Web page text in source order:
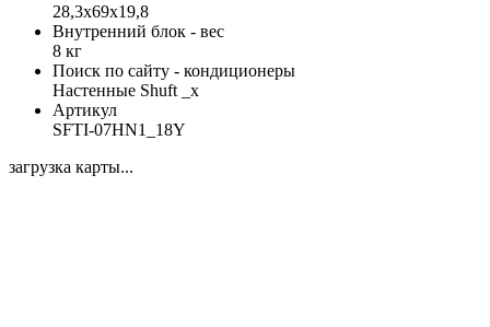
28,3x69x19,8
Внутренний блок - вес
8 кг
Поиск по сайту - кондиционеры
Настенные Shuft _x
Артикул
SFTI-07HN1_18Y
загрузка карты...